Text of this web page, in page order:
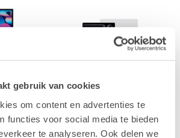
gebruik van cookies
om content en advertenties te
functies voor social media te bieden
te analyseren. Ook delen we